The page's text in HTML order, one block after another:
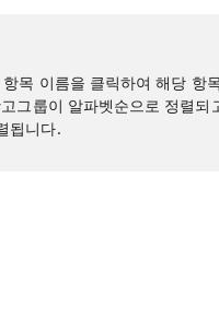
목 이름을 클릭하여 해당 항
그룹이 알파벳순으로 정렬
됩니다.